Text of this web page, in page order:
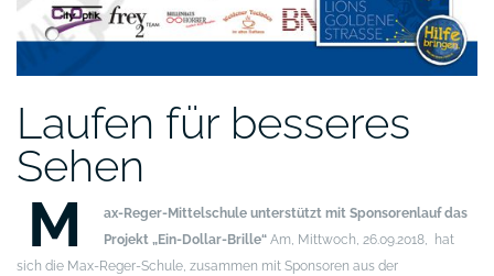
Laufen für besseres
Sehen
M
ax-Reger-Mittelschule unterstützt mit Sponsorenlauf das
Projekt „Ein-Dollar-Brille“ Am, Mittwoch, 26.09.2018, hat
sich die Max-Reger-Schule, zusammen mit Sponsoren aus der